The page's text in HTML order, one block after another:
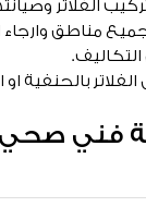
الفلاتر
مناطق
بالحنفية او
فني صحي